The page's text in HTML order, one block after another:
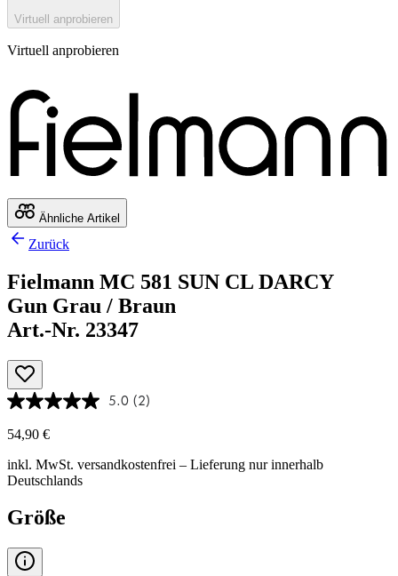
Virtuell anprobieren
Virtuell anprobieren
Ähnliche Artikel
Zurück
Fielmann MC 581 SUN CL DARCY
Gun Grau / Braun
Art.-Nr. 23347
5.0 (2)
54,90 €
inkl. MwSt. versandkostenfrei – Lieferung nur innerhalb
Deutschlands
Größe